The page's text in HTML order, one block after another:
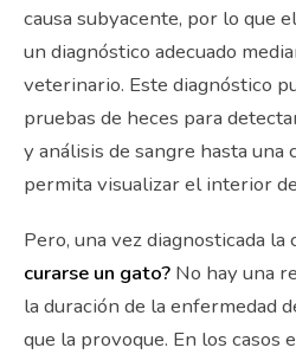
causa subyacente, por lo que
un diagnóstico adecuado
veterinario. Este diagnóstico
pruebas de heces para
y análisis de sangre hasta una
permita visualizar el interior
Pero, una vez diagnosticada la
curarse un gato? No hay una
la duración de la enfermedad
que la provoque. En los casos